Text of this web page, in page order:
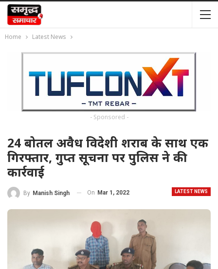
Home Latest News
- Sponsored -
24 बोतल अवैध विदेशी शराब के साथ एक
गिरफ्तार, गुप्त सूचना पर पुलिस ने की
कार्रवाई
LATEST NEWS
By Manish Singh On Mar 1, 2022